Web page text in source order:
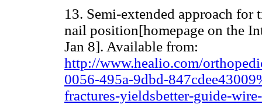
13. Semi-extended approach
nail position[homepage on the
Jan 8]. Available from:
http://www.healio.com/
0056-495a-9dbd-
fractures-yieldsbetter-guide-